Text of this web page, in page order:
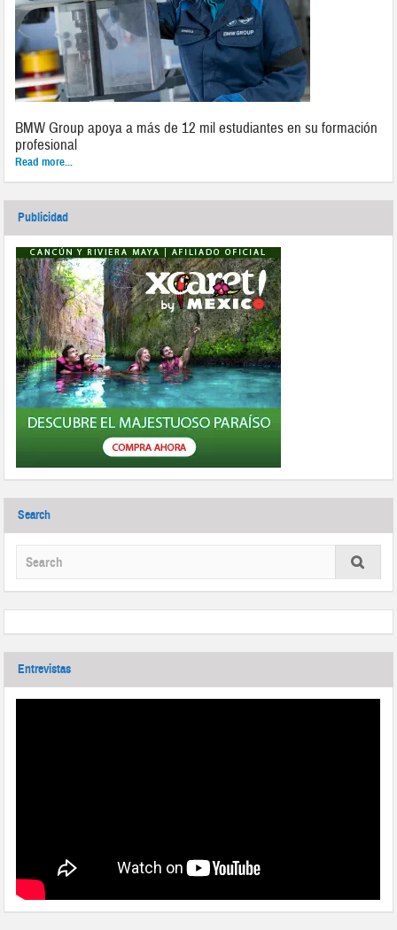
BMW Group apoya a más de 12 mil estudiantes en su formación
profesional
Read more...
Publicidad
Search
Entrevistas